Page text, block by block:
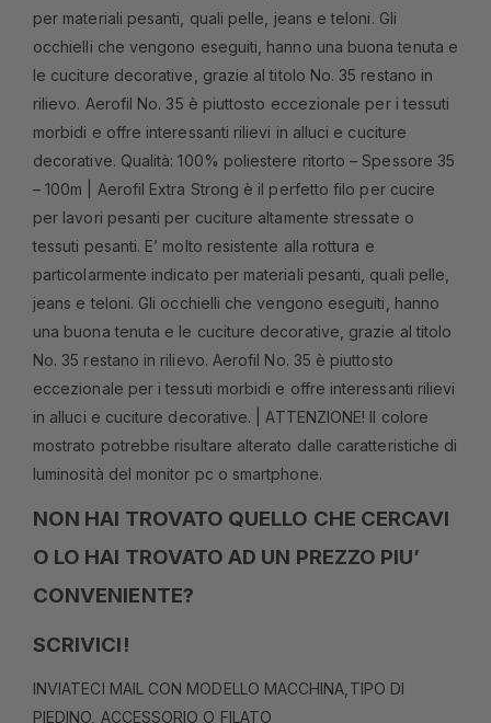
per materiali pesanti, quali pelle, jeans e teloni. Gli
occhielli che vengono eseguiti, hanno una buona tenuta e
le cuciture decorative, grazie al titolo No. 35 restano in
rilievo. Aerofil No. 35 è piuttosto eccezionale per i tessuti
morbidi e offre interessanti rilievi in alluci e cuciture
decorative. Qualità: 100% poliestere ritorto – Spessore 35
– 100m | Aerofil Extra Strong è il perfetto filo per cucire
per lavori pesanti per cuciture altamente stressate o
tessuti pesanti. E’ molto resistente alla rottura e
particolarmente indicato per materiali pesanti, quali pelle,
jeans e teloni. Gli occhielli che vengono eseguiti, hanno
una buona tenuta e le cuciture decorative, grazie al titolo
No. 35 restano in rilievo. Aerofil No. 35 è piuttosto
eccezionale per i tessuti morbidi e offre interessanti rilievi
in alluci e cuciture decorative. | ATTENZIONE! Il colore
mostrato potrebbe risultare alterato dalle caratteristiche di
luminosità del monitor pc o smartphone.
NON HAI TROVATO QUELLO CHE CERCAVI
O LO HAI TROVATO AD UN PREZZO PIU’
CONVENIENTE?
SCRIVICI!
INVIATECI MAIL CON MODELLO MACCHINA,TIPO DI
PIEDINO, ACCESSORIO O FILATO